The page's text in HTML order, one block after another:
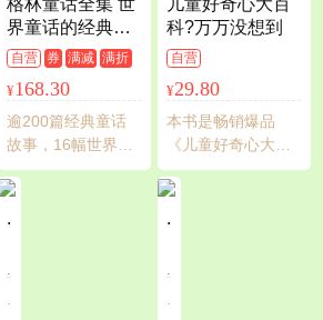
国《少年杂志》设
计奖ZUI佳童书类银
奖！扫描封底二维
码，免费音频同步
听，解决科普难讲
的大难题！
界童话的经典之
作，以其奇幻丰
富的想象力，为
孩子打造了一个
个绚丽生动的童
话世界。
自营 券 满减 满折
¥168.30
逾200篇经典童话
故事，16幅世界知
名画家精美插图，
尽在此一本收录。
哪儿有家庭，哪儿
科?万万没想到
自营
¥29.80
本书是畅销爆品
《儿童好奇心大百
科》系列的重磅新
作。 特邀多位国内
体、自然、生活5个
.
.
.
.